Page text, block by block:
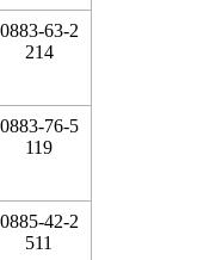
0883-63-2
214
0883-76-5
119
0885-42-2
511